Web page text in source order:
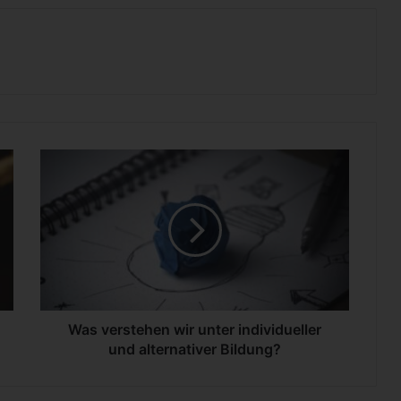
e
Was verstehen wir unter individueller
und alternativer Bildung?